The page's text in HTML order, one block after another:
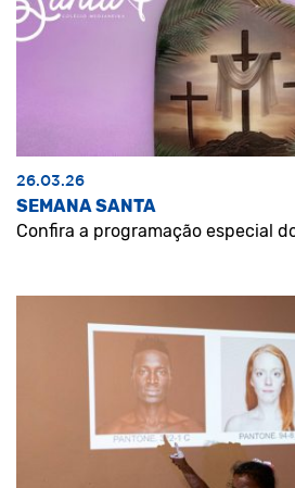
26.03.26
SEMANA SANTA
Confira a programação especial